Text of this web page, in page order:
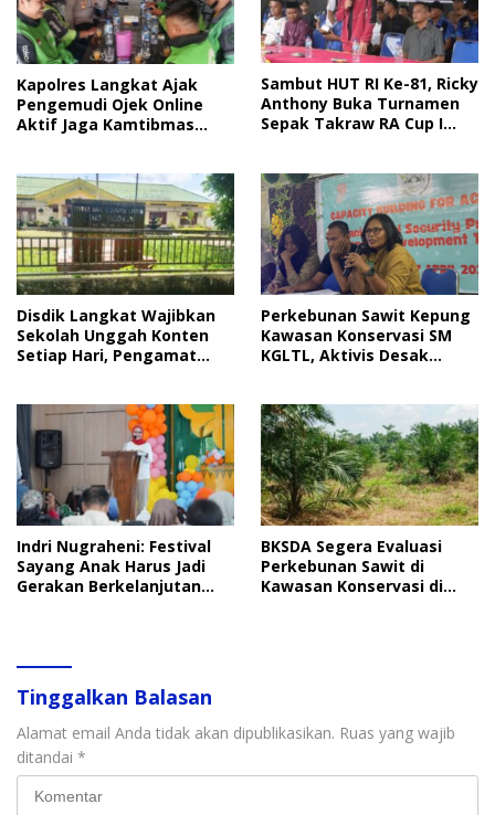
Kapolres Langkat Ajak
Pengemudi Ojek Online
Aktif Jaga Kamtibmas
Sambut HUT RI Ke-81, Ricky
Anthony Buka Turnamen
Sepak Takraw RA Cup I
Disdik Langkat Wajibkan
Sekolah Unggah Konten
Setiap Hari, Pengamat
Perkebunan Sawit Kepung
Kawasan Konservasi SM
KGLTL, Aktivis Desak
Indri Nugraheni: Festival
Sayang Anak Harus Jadi
Gerakan Berkelanjutan
BKSDA Segera Evaluasi
Perkebunan Sawit di
Kawasan Konservasi di
Tinggalkan Balasan
Alamat email Anda tidak akan dipublikasikan. Ruas yang wajib
ditandai *